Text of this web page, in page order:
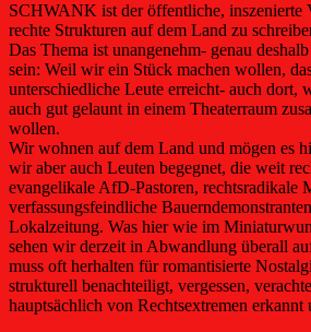
SCHWANK ist der öffentliche, inszenierte
rechte Strukturen auf dem Land zu
Das Thema ist unangenehm- genau
sein: Weil wir ein Stück machen wollen,
unterschiedliche Leute erreicht- auch dort,
auch gut gelaunt in einem Theaterraum
wollen.
Wir wohnen auf dem Land und mögen es
wir aber auch Leuten begegnet, die weit
evangelikale AfD-Pastoren, rechtsradikale
verfassungsfeindliche
Lokalzeitung. Was hier wie im
sehen wir derzeit in Abwandlung überall
muss oft herhalten für romantisierte
strukturell benachteiligt, vergessen,
hauptsächlich von Rechtsextremen erkannt